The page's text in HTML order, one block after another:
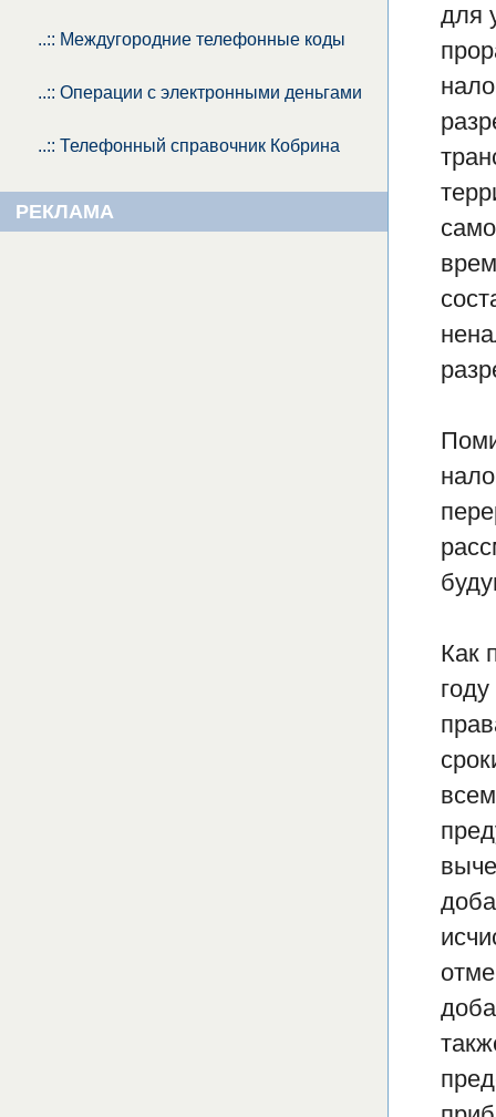
..:: Междугородние телефонные коды
..:: Операции с электронными деньгами
..:: Телефонный справочник Кобрина
РЕКЛАМА
для
Как